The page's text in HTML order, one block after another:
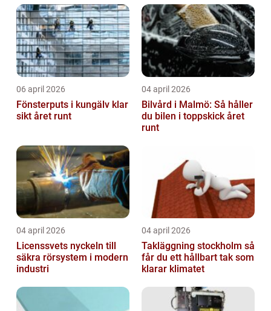
06 april 2026
Fönsterputs i kungälv klar
sikt året runt
04 april 2026
Bilvård i Malmö: Så håller
du bilen i toppskick året
runt
04 april 2026
Licenssvets nyckeln till
säkra rörsystem i modern
industri
04 april 2026
Takläggning stockholm så
får du ett hållbart tak som
klarar klimatet